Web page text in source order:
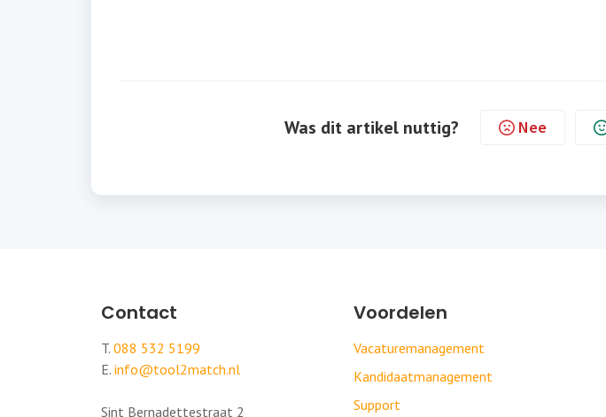
Was dit artikel nuttig? Nee
Contact
T. 088 532 5199
E. info@tool2match.nl
Sint Bernadettestraat 2
Voordelen
Vacaturemanagement
Kandidaatmanagement
Support